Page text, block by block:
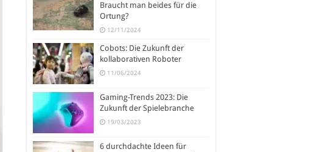
Braucht man beides für die
Ortung?
12/11/2024
Cobots: Die Zukunft der
kollaborativen Roboter
11/06/2024
Gaming-Trends 2023: Die
Zukunft der Spielebranche
19/03/2023
6 durchdachte Ideen für